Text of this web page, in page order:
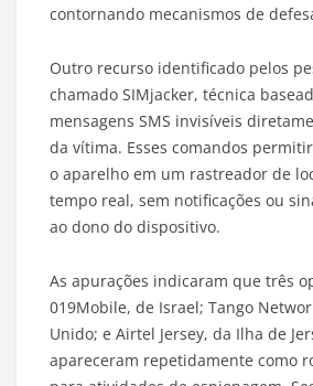
contornando mecanismos de
Outro recurso identificado pelos
chamado SIMjacker, técnica
mensagens SMS invisíveis
da vítima. Esses comandos
o aparelho em um rastreador de
tempo real, sem notificações ou
ao dono do dispositivo.
As apurações indicaram que três
019Mobile, de Israel; Tango
Unido; e Airtel Jersey, da Ilha de
apareceram repetidamente como